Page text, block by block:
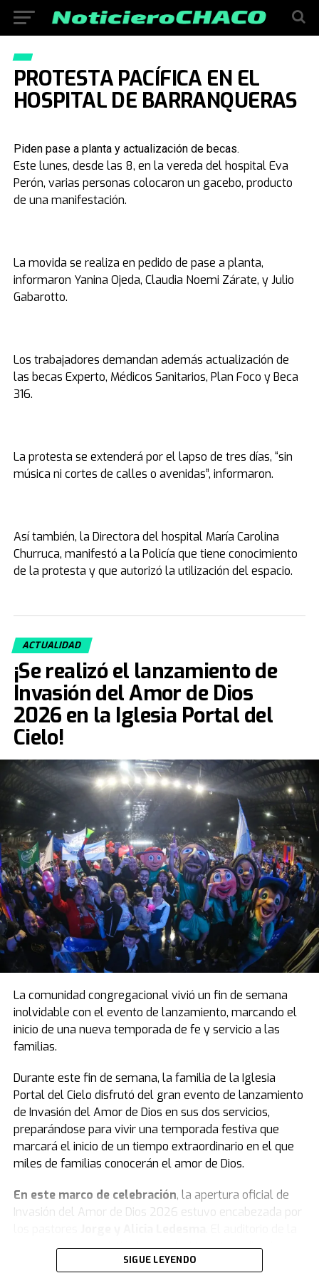
PROTESTA PACÍFICA EN EL
HOSPITAL DE BARRANQUERAS
Piden pase a planta y actualización de becas.
Este lunes, desde las 8, en la vereda del hospital Eva
Perón, varias personas colocaron un gacebo, producto
de una manifestación.
La movida se realiza en pedido de pase a planta,
informaron Yanina Ojeda, Claudia Noemi Zárate, y Julio
Gabarotto.
Los trabajadores demandan además actualización de
las becas Experto, Médicos Sanitarios, Plan Foco y Beca
316.
La protesta se extenderá por el lapso de tres días, “sin
música ni cortes de calles o avenidas”, informaron.
Así también, la Directora del hospital María Carolina
Churruca, manifestó a la Policía que tiene conocimiento
de la protesta y que autorizó la utilización del espacio.
ACTUALIDAD
¡Se realizó el lanzamiento de
Invasión del Amor de Dios
2026 en la Iglesia Portal del
Cielo!
La comunidad congregacional vivió un fin de semana
inolvidable con el evento de lanzamiento, marcando el
inicio de una nueva temporada de fe y servicio a las
familias.
Durante este fin de semana, la familia de la Iglesia
Portal del Cielo disfrutó del gran evento de lanzamiento
de Invasión del Amor de Dios en sus dos servicios,
preparándose para vivir una temporada festiva que
marcará el inicio de un tiempo extraordinario en el que
miles de familias conocerán el amor de Dios.
En este marco de celebración, la apertura oficial de
Invasión del Amor de Dios 2026 estuvo encabezada por
congregación se vistió de un colorido extraordinario con
remeras, globos, banderas, gorras y vinchas
SIGUE LEYENDO